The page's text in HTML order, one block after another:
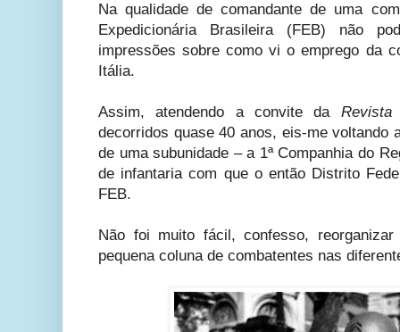
Na qualidade de comandante de uma
Expedicionária Brasileira (FEB) não
impressões sobre como vi o emprego da
Itália.
Assim, atendendo a convite da
decorridos quase 40 anos, eis-me voltando
de uma subunidade – a 1ª Companhia do
de infantaria com que o então Distrito
FEB.
Não foi muito fácil, confesso,
pequena coluna de combatentes nas